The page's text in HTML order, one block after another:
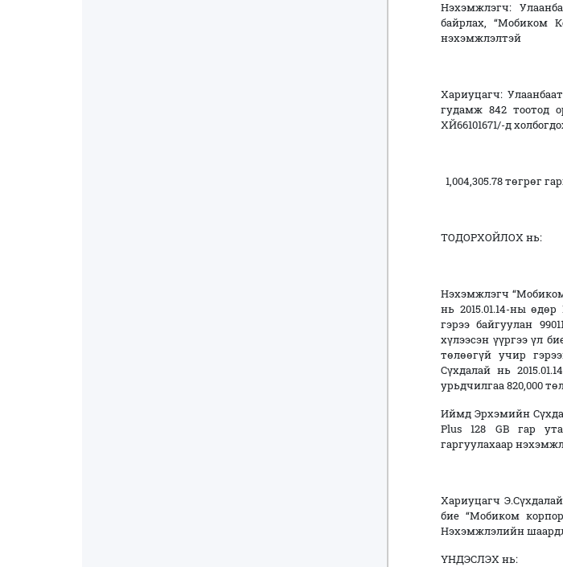
Нэхэмжлэгч:
байрлах, “Мобиком
нэхэмжлэлтэй
Хариуцагч:
гудамж 842 тоотод
ХЙ66101671/-д
1,004,305.78 төгрөг
ТОДОРХОЙЛОХ нь:
Нэхэмжлэгч
нь 2015.01.14-ны
гэрээ байгуулан
хүлээсэн үүргээ үл
төлөөгүй учир
Сүхдалай нь
урьдчилгаа 820,000
Иймд Эрхэмийн
Plus 128 GB гар
гаргуулахаар
Хариуцагч
бие “Мобиком
Нэхэмжлэлийн
ҮНДЭСЛЭХ нь: